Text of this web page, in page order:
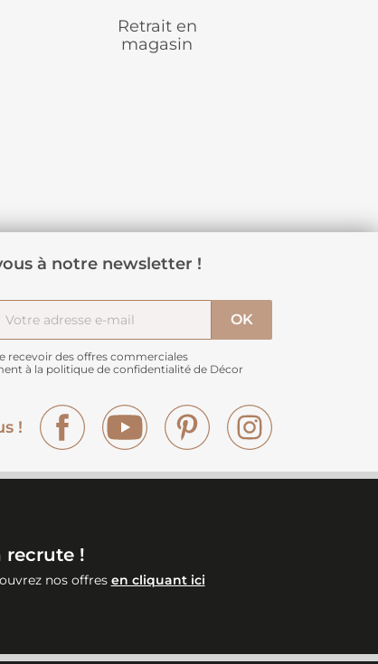
Retrait en
magasin
à notre newsletter !
recevoir des offres commerciales
à la politique de confidentialité de Décor
!
Facebook YouTube Pinterest
recrute !
nos offres en cliquant ici